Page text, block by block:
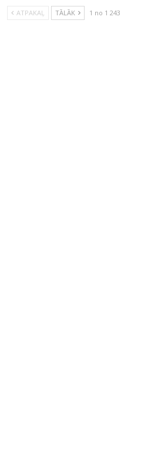
ATPAKAĻ TĀLĀK 1 no 1 243